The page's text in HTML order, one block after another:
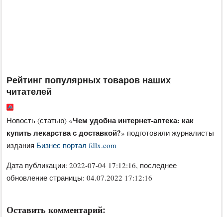
Рейтинг популярных товаров наших
читателей
Новость (статью) «Чем удобна интернет-аптека: как
купить лекарства с доставкой?» подготовили журналисты
издания Бизнес портал fdlx.com
Дата публикации:2022-07-04 17:12:16, последнее
обновление страницы: 04.07.2022 17:12:16
Оставить комментарий: